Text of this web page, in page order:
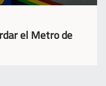
el Metro de